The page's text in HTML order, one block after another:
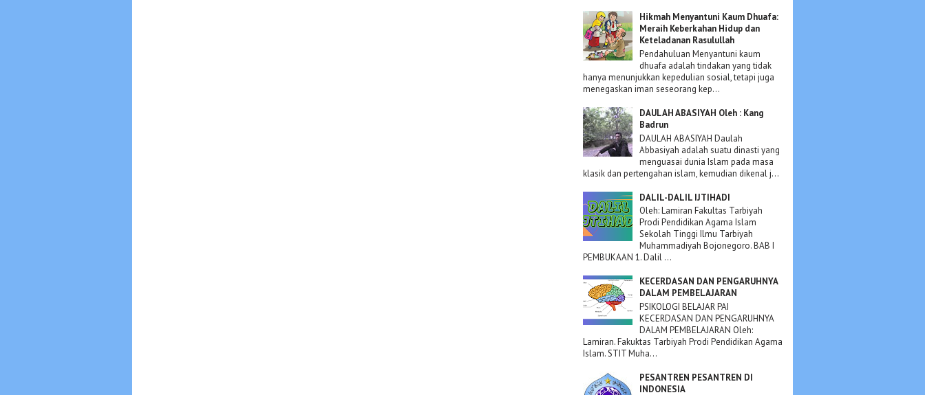
Hikmah Menyantuni Kaum Dhuafa:
Meraih Keberkahan Hidup dan
Keteladanan Rasulullah
Pendahuluan Menyantuni kaum
dhuafa adalah tindakan yang tidak
hanya menunjukkan kepedulian sosial, tetapi juga
menegaskan iman seseorang kep...
DAULAH ABASIYAH Oleh : Kang
Badrun
DAULAH ABASIYAH Daulah
Abbasiyah adalah suatu dinasti yang
menguasai dunia Islam pada masa
klasik dan pertengahan islam, kemudian dikenal j...
DALIL-DALIL IJTIHADI
Oleh: Lamiran Fakultas Tarbiyah
Prodi Pendidikan Agama Islam
Sekolah Tinggi Ilmu Tarbiyah
Muhammadiyah Bojonegoro. BAB I
PEMBUKAAN 1. Dalil ...
KECERDASAN DAN PENGARUHNYA
DALAM PEMBELAJARAN
PSIKOLOGI BELAJAR PAI
KECERDASAN DAN PENGARUHNYA
DALAM PEMBELAJARAN Oleh:
Lamiran. Fakuktas Tarbiyah Prodi Pendidikan Agama
Islam. STIT Muha...
PESANTREN PESANTREN DI
INDONESIA